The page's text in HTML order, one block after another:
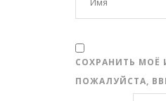
СОХРАНИТЬ МОЁ
ПОЖАЛУЙСТА,